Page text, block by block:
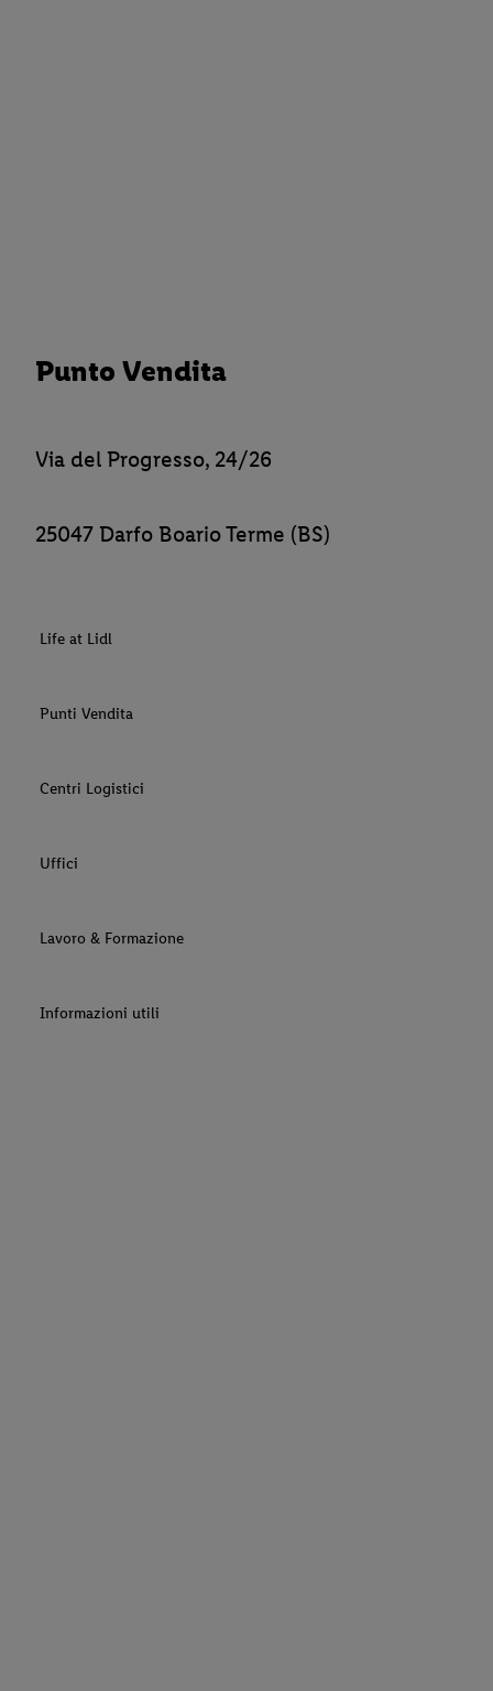
Punto Vendita
Via del Progresso, 24/26
25047 Darfo Boario Terme (BS)
Life at Lidl
Punti Vendita
Centri Logistici
Uffici
Lavoro & Formazione
Informazioni utili